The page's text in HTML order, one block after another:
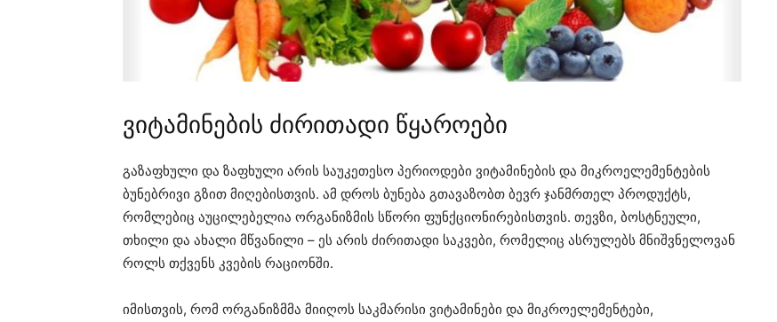
ვიტამინების ძირითადი წყაროები
გაზაფხული და ზაფხული არის საუკეთესო პერიოდები ვიტამინების და მიკროელემენტების
ბუნებრივი გზით მიღებისთვის. ამ დროს ბუნება გთავაზობთ ბევრ ჯანმრთელ პროდუქტს,
რომლებიც აუცილებელია ორგანიზმის სწორი ფუნქციონირებისთვის. თევზი, ბოსტნეული,
თხილი და ახალი მწვანილი – ეს არის ძირითადი საკვები, რომელიც ასრულებს მნიშვნელოვან
როლს თქვენს კვების რაციონში.
იმისთვის, რომ ორგანიზმმა მიიღოს საკმარისი ვიტამინები და მიკროელემენტები,